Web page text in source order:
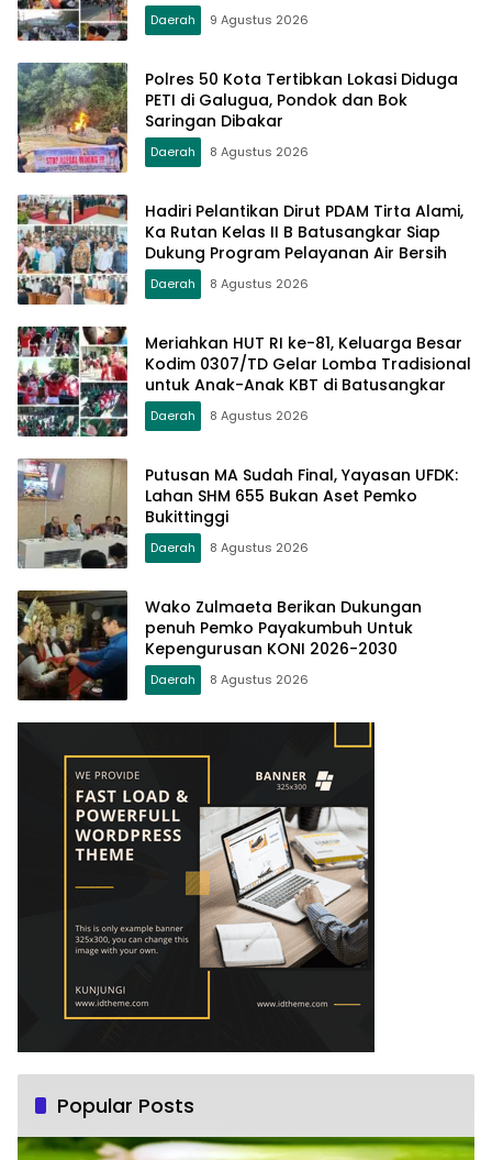
Day Setiap Minggu
Daerah 9 Agustus 2026
Polres 50 Kota Tertibkan Lokasi Diduga
PETI di Galugua, Pondok dan Bok
Saringan Dibakar
Daerah 8 Agustus 2026
Hadiri Pelantikan Dirut PDAM Tirta Alami,
Ka Rutan Kelas II B Batusangkar Siap
Dukung Program Pelayanan Air Bersih
Daerah 8 Agustus 2026
Meriahkan HUT RI ke-81, Keluarga Besar
Kodim 0307/TD Gelar Lomba Tradisional
untuk Anak-Anak KBT di Batusangkar
Daerah 8 Agustus 2026
Putusan MA Sudah Final, Yayasan UFDK:
Lahan SHM 655 Bukan Aset Pemko
Bukittinggi
Daerah 8 Agustus 2026
Wako Zulmaeta Berikan Dukungan
penuh Pemko Payakumbuh Untuk
Kepengurusan KONI 2026-2030
Daerah 8 Agustus 2026
Popular Posts